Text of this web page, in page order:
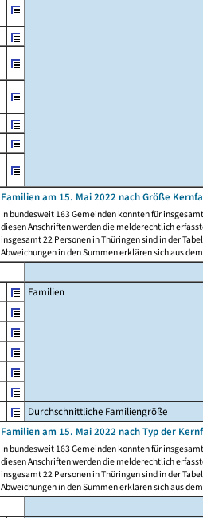
Familien am 15. Mai 2022 nach Größe
In bundesweit 163 Gemeinden konnten für
diesen Anschriften werden die melderechtlich
insgesamt 22 Personen in Thüringen sind in der
Abweichungen in den Summen erklären sich aus
Familien
Durchschnittliche Familiengröße
Familien am 15. Mai 2022 nach Typ der
In bundesweit 163 Gemeinden konnten für
diesen Anschriften werden die melderechtlich
insgesamt 22 Personen in Thüringen sind in der
Abweichungen in den Summen erklären sich aus